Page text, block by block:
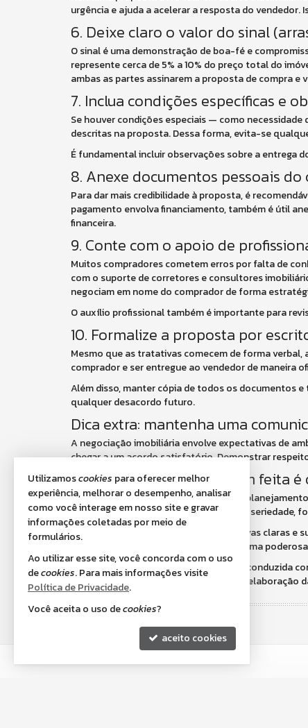
urgência e ajuda a acelerar a resposta do
6. Deixe claro o valor do sinal
O sinal é uma demonstração de boa-fé e
represente cerca de 5% a 10% do preço total do
ambas as partes assinarem a proposta de compra e
7. Inclua condições específicas e
Se houver condições especiais — como
descritas na proposta. Dessa forma, evita-se
É fundamental incluir observações sobre a entrega
8. Anexe documentos pessoais
Para dar mais credibilidade à proposta, é
pagamento envolva financiamento, também é útil
financeira.
9. Conte com o apoio de
Muitos compradores cometem erros por falta de
com o suporte de corretores e consultores
negociam em nome do comprador de forma
O auxílio profissional também é importante para
10. Formalize a proposta por
Mesmo que as tratativas comecem de forma
comprador e ser entregue ao vendedor de maneira
Além disso, manter cópia de todos os documentos
qualquer desacordo futuro.
Dica extra: mantenha uma
A negociação imobiliária envolve expectativas de
chegar a um acordo satisfatório. Demonstrar
Conclusão: a proposta bem feita
Montar uma proposta de compra exige
transmite segurança, profissionalismo e seriedade,
Com informações completas, justificativas claras e
apenas uma formalidade e passa a ser uma
Para garantir uma negociação segura e conduzida
que oferece suporte completo desde a elaboração
Utilizamoscookies para oferecer melhor
experiência, melhorar o desempenho, analisar
como você interage em nosso site e gravar
informações coletadas por meio de
formulários.
Ao utilizar esse site, você concorda com o uso
decookies. Para mais informações visite
Política de Privacidade.
Você aceita o uso decookies?
aceito cookies